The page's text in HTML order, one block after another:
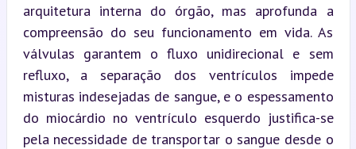
arquitetura interna do órgão, mas aprofunda a
compreensão do seu funcionamento em vida. As
válvulas garantem o fluxo unidirecional e sem
refluxo, a separação dos ventrículos impede
misturas indesejadas de sangue, e o espessamento
do miocárdio no ventrículo esquerdo justifica-se
pela necessidade de transportar o sangue desde o